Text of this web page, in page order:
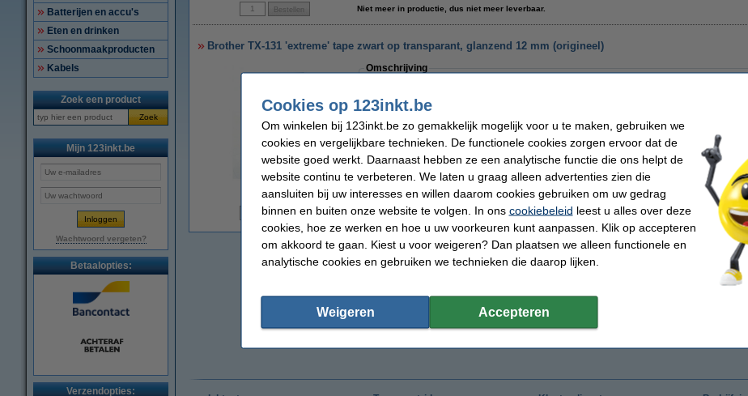
Batterijen en accu's
Eten en drinken
Schoonmaakproducten
Kabels
Zoek een product
Zoek
Mijn 123inkt.be
Wachtwoord vergeten?
Betaalopties:
Verzendopties:
Niet meer in productie, dus niet meer leverbaar.
Brother TX-131 'extreme' tape zwart op transparant, glanzend 12 mm (origineel)
vergroten
Omschrijving
gelamineerde tape van 12 mm breed, heeft een lengte van 15 meter en is ontwikkeld
onder extreme omstandigheden. Deze glanzende tape is bestand tegen extreme
Specificaties
Tekenkleur: Merk:
Tapekleur:
transparant Soort:
Afmetingen:
12 mm x 15 m (BxL) Nummer:
Niet meer in productie, dus niet meer leverbaar.
Cookies op 123inkt.be
Om winkelen bij 123inkt.be zo gemakkelijk mogelijk voor u te maken, gebruiken we
cookies en vergelijkbare technieken. De functionele cookies zorgen ervoor dat de
website goed werkt. Daarnaast hebben ze een analytische functie die ons helpt de
website continu te verbeteren. We laten u graag alleen advertenties zien die
aansluiten bij uw interesses en willen daarom cookies gebruiken om uw gedrag
binnen en buiten onze website te volgen. In ons cookiebeleid leest u alles over deze
cookies, hoe ze werken en hoe u uw voorkeuren kunt aanpassen. Klik op accepteren
om akkoord te gaan. Kiest u voor weigeren? Dan plaatsen we alleen functionele en
analytische cookies en gebruiken we technieken die daarop lijken.
Weigeren Accepteren